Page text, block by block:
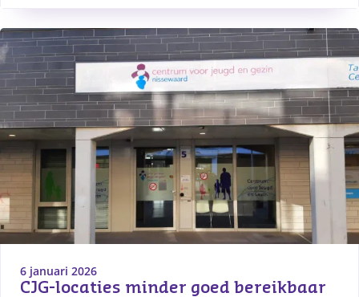
6 januari 2026
CJG-locaties minder goed bereikbaar